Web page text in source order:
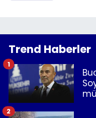
Trend Haberler
1
2